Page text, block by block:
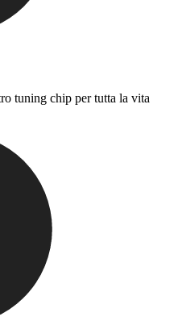
tuning chip per tutta la vita